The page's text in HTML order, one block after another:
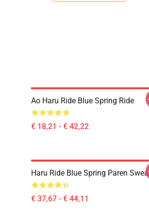
Ao Haru Ride Blue Spring Ride
€ 18,21 - € 42,22
Haru Ride Blue Spring Paren
€ 37,67 - € 44,11